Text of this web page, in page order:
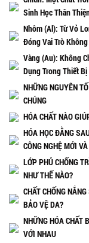
Sinh Học Thân
Nhôm (Al): Từ Vỏ
Đóng Vai Trò
Vàng (Au): Không
Dụng Trong Thiết
NHỮNG NGUYÊN
CHÚNG
HÓA CHẤT NÀO
HÓA HỌC ĐẰNG
CÔNG NGHỆ MỚI
LỚP PHỦ CHỐNG
NHƯ THẾ NÀO?
CHẤT CHỐNG
BẢO VỆ DA?
NHỮNG HÓA CHẤT
VỚI NHAU